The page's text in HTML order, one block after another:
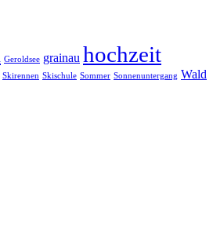
Geroldsee grainau hochzeit
Skirennen Skischule Sommer Sonnenuntergang Wald